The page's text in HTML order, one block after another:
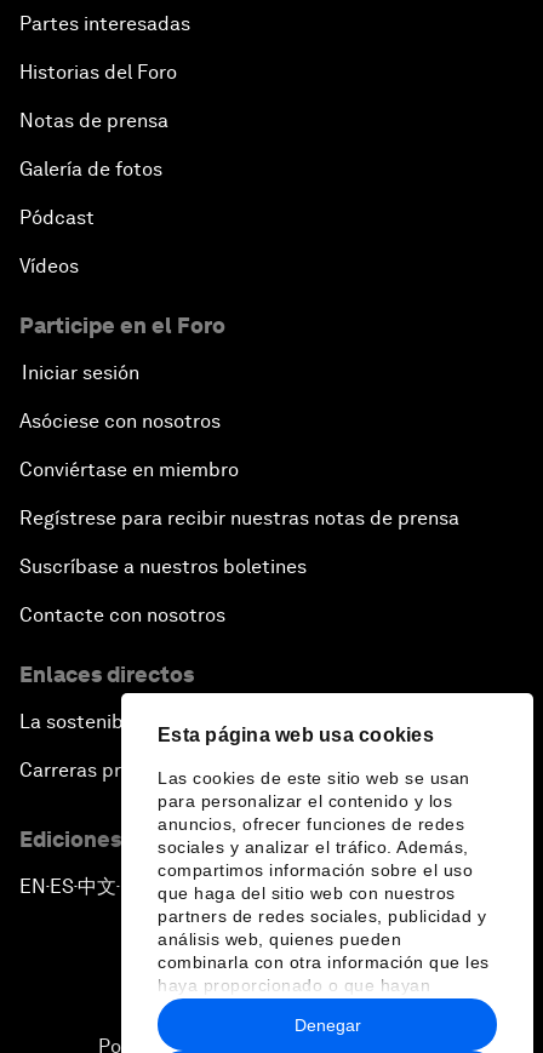
Esta página web usa cookies
Las cookies de este sitio web se usan
para personalizar el contenido y los
anuncios, ofrecer funciones de redes
sociales y analizar el tráfico. Además,
compartimos información sobre el uso
que haga del sitio web con nuestros
partners de redes sociales, publicidad y
análisis web, quienes pueden
combinarla con otra información que les
haya proporcionado o que hayan
recopilado a partir del uso que haya
hecho de sus servicios.
Denegar
Partes interesadas
Historias del Foro
Notas de prensa
Galería de fotos
Pódcast
Vídeos
Participe en el Foro
Iniciar sesión
Asóciese con nosotros
Conviértase en miembro
Regístrese para recibir nuestras notas de prensa
Suscríbase a nuestros boletines
Contacte con nosotros
Enlaces directos
La sostenibilidad en el Foro
Carreras profesionales
Ediciones en otros idiomas
EN ▪ES▪中文▪ 日本語
Política de privacidad y normas de uso